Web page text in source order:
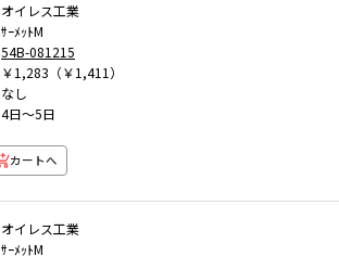
オイレス工業
ｻｰﾒｯﾄM
54B-081215
￥1,283（￥1,411）
なし
4日～5日
カートへ
オイレス工業
ｻｰﾒｯﾄM